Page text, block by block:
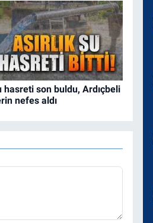
hasreti son buldu, Ardıçbeli
nefes aldı